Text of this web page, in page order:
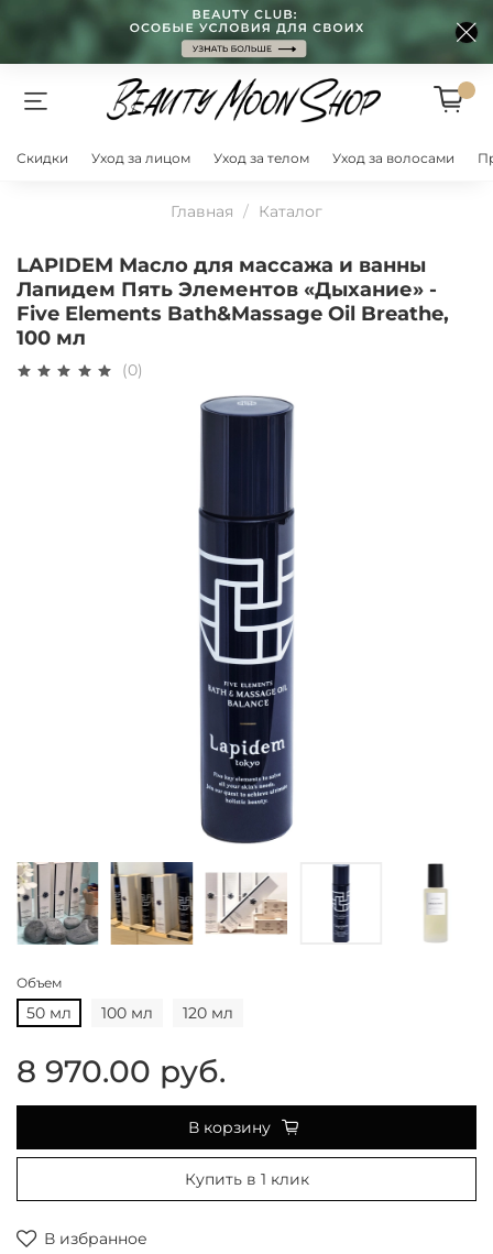
Скидки Уход за лицом Уход за телом Уход за волосами
Главная Каталог
LAPIDEM Масло для массажа и ванны
Лапидем Пять Элементов «Дыхание» -
Five Elements Bath&Massage Oil Breathe,
100 мл
(0)
В избранное
Объем
50 мл 100 мл 120 мл
8 970.00 руб.
В корзину
Купить в 1 клик